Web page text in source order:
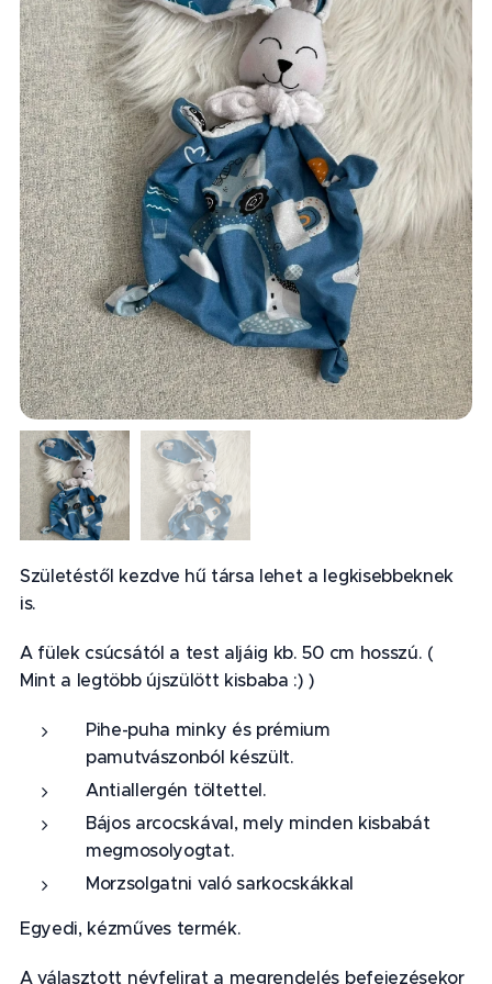
Születéstől kezdve hű társa lehet a legkisebbeknek
is.
A fülek csúcsától a test aljáig kb. 50 cm hosszú. (
Mint a legtöbb újszülött kisbaba :) )
Pihe-puha minky és prémium
pamutvászonból készült.
Antiallergén töltettel.
Bájos arcocskával, mely minden kisbabát
megmosolyogtat.
Morzsolgatni való sarkocskákkal
Egyedi, kézműves termék.
A választott névfelirat a megrendelés befejezésekor